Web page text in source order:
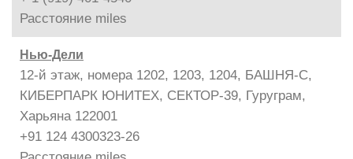
Расстояние miles
Нью-Дели
12-й этаж, номера 1202, 1203, 1204, БАШНЯ-С,
КИБЕРПАРК ЮНИТЕХ, СЕКТОР-39, Гуруграм,
Харьяна 122001
+91 124 4300323-26